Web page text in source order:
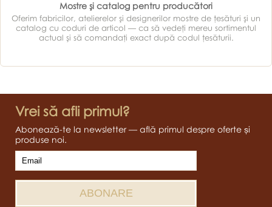
Mostre şi catalog pentru producători
Oferim fabricilor, atelierelor şi designerilor mostre de ţesături şi un
catalog cu coduri de articol — ca să vedeţi mereu sortimentul
actual şi să comandaţi exact după codul ţesăturii.
Vrei să afli primul?
Abonează-te la newsletter — află primul despre oferte și
produse noi.